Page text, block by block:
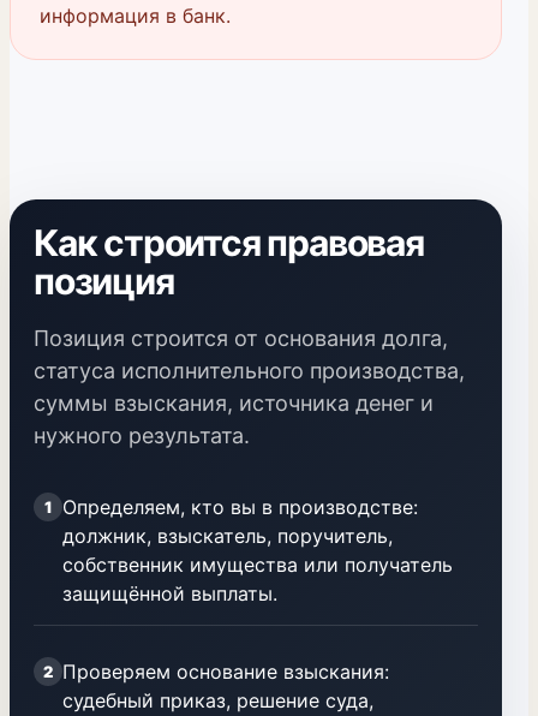
информация в банк.
Как строится правовая
позиция
Позиция строится от основания долга,
статуса исполнительного производства,
суммы взыскания, источника денег и
нужного результата.
1
Определяем, кто вы в производстве:
должник, взыскатель, поручитель,
собственник имущества или получатель
защищённой выплаты.
2 Проверяем основание взыскания:
судебный приказ, решение суда,